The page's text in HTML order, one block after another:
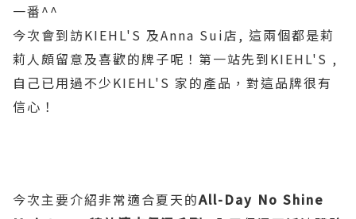
一番^^
今次會到訪KIEHL'S 及Anna Sui店, 這兩個都是莉
莉人頗留意及喜歡的牌子呢！ 第一站先到KIEHL'S ,
自己已用過不少KIEHL'S 家的產品，對這品牌很有
信心！
今次主要介紹非常適合夏天的All-Day No Shine